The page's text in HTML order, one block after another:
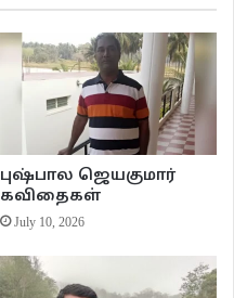
புஷ்பால ஜெயகுமார்
கவிதைகள்
July 10, 2026